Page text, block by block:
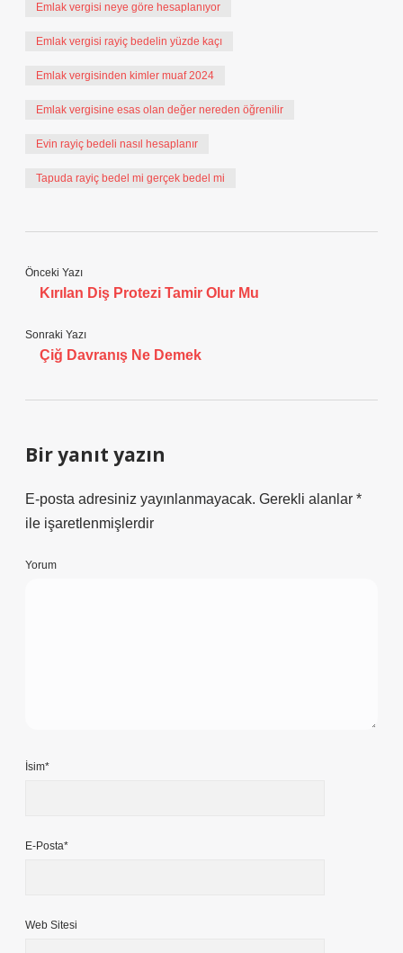
Emlak vergisi neye göre hesaplanıyor
Emlak vergisi rayiç bedelin yüzde kaçı
Emlak vergisinden kimler muaf 2024
Emlak vergisine esas olan değer nereden öğrenilir
Evin rayiç bedeli nasıl hesaplanır
Tapuda rayiç bedel mi gerçek bedel mi
Önceki Yazı
Kırılan Diş Protezi Tamir Olur Mu
Sonraki Yazı
Çiğ Davranış Ne Demek
Bir yanıt yazın
E-posta adresiniz yayınlanmayacak. Gerekli alanlar *
ile işaretlenmişlerdir
Yorum
İsim*
E-Posta*
Web Sitesi